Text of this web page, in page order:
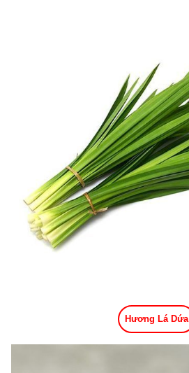
Hương Lá Dứa